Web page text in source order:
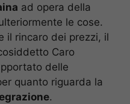
ad opera della
le cose.
il rincaro dei prezzi, il
Caro
delle
quanto riguarda la
.